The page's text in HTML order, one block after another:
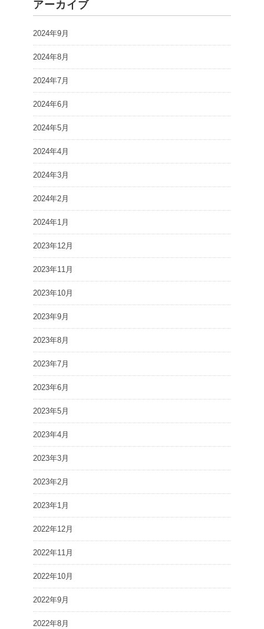
アーカイブ
2024年9月
2024年8月
2024年7月
2024年6月
2024年5月
2024年4月
2024年3月
2024年2月
2024年1月
2023年12月
2023年11月
2023年10月
2023年9月
2023年8月
2023年7月
2023年6月
2023年5月
2023年4月
2023年3月
2023年2月
2023年1月
2022年12月
2022年11月
2022年10月
2022年9月
2022年8月